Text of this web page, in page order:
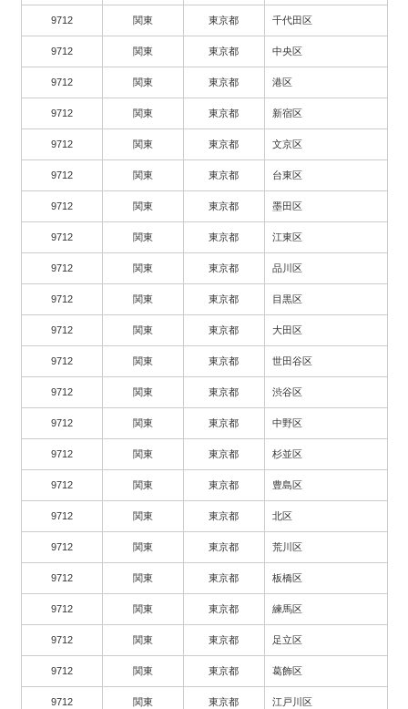
9712 関東 東京都 千代田区
9712 関東 東京都 中央区
9712 関東 東京都 港区
9712 関東 東京都 新宿区
9712 関東 東京都 文京区
9712 関東 東京都 台東区
9712 関東 東京都 墨田区
9712 関東 東京都 江東区
9712 関東 東京都 品川区
9712 関東 東京都 目黒区
9712 関東 東京都 大田区
9712 関東 東京都 世田谷区
9712 関東 東京都 渋谷区
9712 関東 東京都 中野区
9712 関東 東京都 杉並区
9712 関東 東京都 豊島区
9712 関東 東京都 北区
9712 関東 東京都 荒川区
9712 関東 東京都 板橋区
9712 関東 東京都 練馬区
9712 関東 東京都 足立区
9712 関東 東京都 葛飾区
9712 関東 東京都 江戸川区